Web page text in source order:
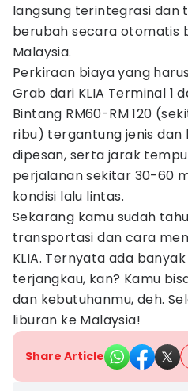
langsung terintegrasi dan
berubah secara otomatis
Malaysia.
Perkiraan biaya yang
Grab dari KLIA Terminal 1
Bintang RM60-RM 120
ribu) tergantung jenis dan
dipesan, serta jarak
perjalanan sekitar 30-60
kondisi lalu lintas.
Sekarang kamu sudah
transportasi dan cara
KLIA. Ternyata ada
terjangkau, kan? Kamu
dan kebutuhanmu, deh.
liburan ke Malaysia!
Share Article